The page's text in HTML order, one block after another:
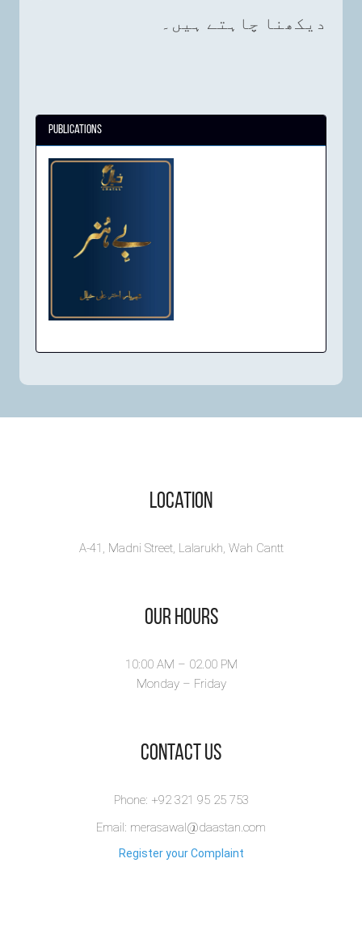
دیکھنا چاہتے ہیں۔
Publications
Bey Hunar
Location
A-41, Madni Street, Lalarukh, Wah Cantt
Our Hours
10:00 AM – 02.00 PM
Monday – Friday
​Contact Us
Phone: +92 321 95 25 753
Email: merasawal@daastan.com
Register your Complaint